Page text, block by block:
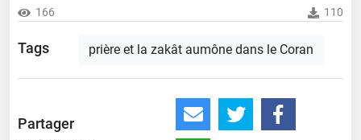
166 110
Tags prière et la zakât aumône dans le Coran
Partager